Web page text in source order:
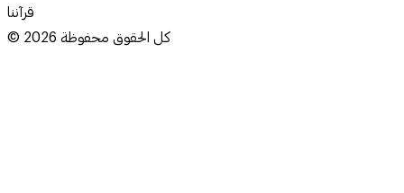
قرآننا
© 2026كل الحقوق محفوظة